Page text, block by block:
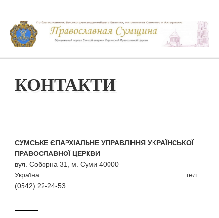
КОНТАКТИ
СУМСЬКЕ ЄПАРХІАЛЬНЕ УПРАВЛІННЯ УКРАЇНСЬКОЇ
ПРАВОСЛАВНОЇ ЦЕРКВИ
вул. Соборна 31, м. Суми 40000
Україна тел.
(0542) 22-24-53